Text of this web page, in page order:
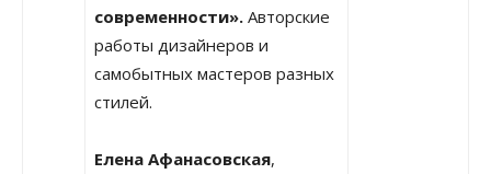
современности». Авторские
работы дизайнеров и
самобытных мастеров разных
стилей.
Елена Афанасовская,